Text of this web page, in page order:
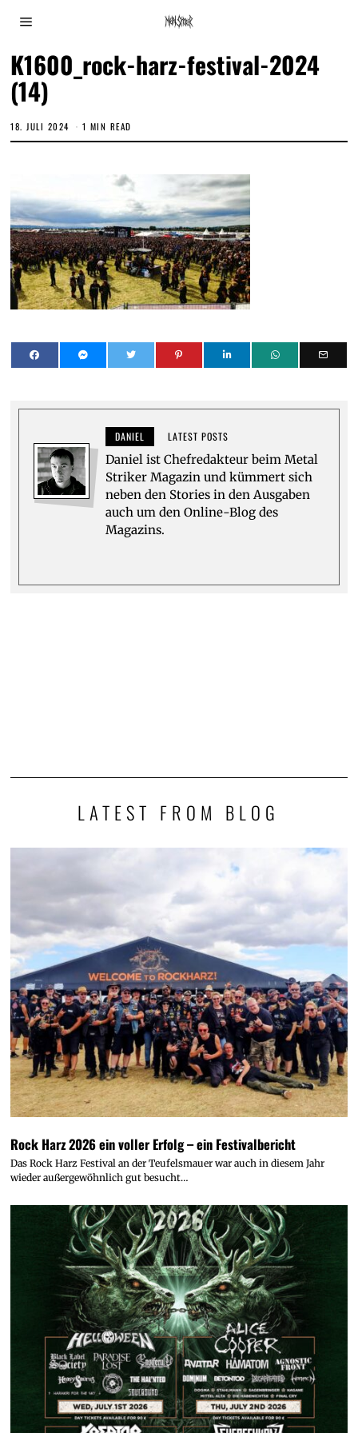
K1600_rock-harz-festival-2024
(14)
18. JULI 2024 1 MIN READ
DANIEL LATEST POSTS
Daniel ist Chefredakteur beim Metal
Striker Magazin und kümmert sich
neben den Stories in den Ausgaben
auch um den Online-Blog des
Magazins.
LATEST FROM BLOG
Rock Harz 2026 ein voller Erfolg – ein Festivalbericht
Das Rock Harz Festival an der Teufelsmauer war auch in diesem Jahr
wieder außergewöhnlich gut besucht…